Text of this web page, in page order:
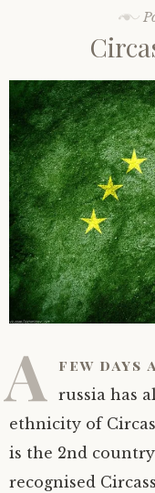
A few days
russia has
ethnicity of
is the 2nd
recognised